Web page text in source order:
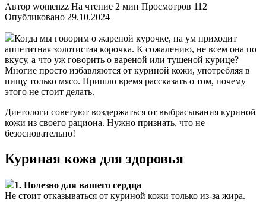
Автор womenzz На чтение 2 мин Просмотров 112
Опубликовано 29.10.2024
Когда мы говорим о жареной курочке, на ум приходит
аппетитная золотистая корочка. К сожалению, не всем она по
вкусу, а что уж говорить о вареной или тушеной курице?
Многие просто избавляются от куриной кожи, употребляя в
пищу только мясо. Пришло время рассказать о том, почему
этого не стоит делать.
Диетологи советуют воздержаться от выбрасывания куриной
кожи из своего рациона. Нужно признать, что не
безосновательно!
Куриная кожа для здоровья
1. Полезно для вашего сердца
Не стоит отказываться от куриной кожи только из-за жира.